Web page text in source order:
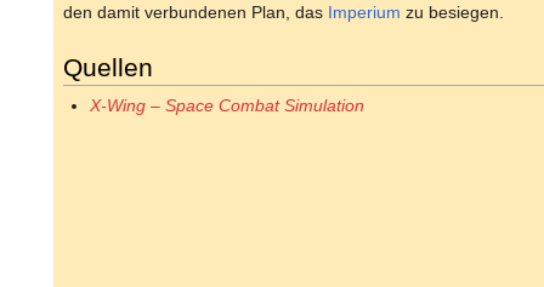
den damit verbundenen Plan, das Imperium zu besiegen.
Quellen
X-Wing – Space Combat Simulation